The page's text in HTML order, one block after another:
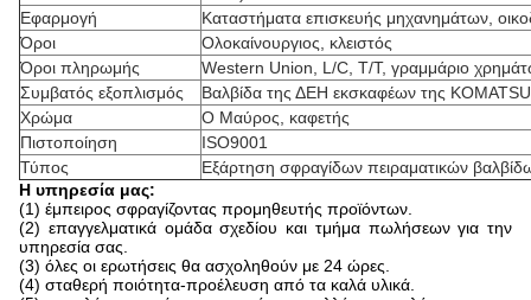
Εφαρμογή
Καταστήματα επισκευής μηχανημάτων,
Όροι
Ολοκαίνουργιος, κλειστός
Όροι πληρωμής
Western Union, L/C, T/T, γραμμάριο
Συμβατός εξοπλισμός
Βαλβίδα της ΔΕΗ εκσκαφέων της KOMATSU
Χρώμα
Ο Μαύρος, καφετής
Πιστοποίηση
ISO9001
Τύπος
Εξάρτηση σφραγίδων πειραματικών
Η υπηρεσία μας:
(1) έμπειρος σφραγίζοντας προμηθευτής προϊόντων.
(2) επαγγελματικά ομάδα σχεδίου και τμήμα πωλήσεων για την
υπηρεσία σας.
(3) όλες οι ερωτήσεις θα ασχοληθούν με 24 ώρες.
(4) σταθερή ποιότητα-προέλευση από τα καλά υλικά.